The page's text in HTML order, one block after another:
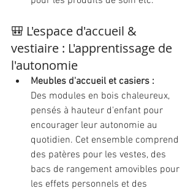
🎒 L'espace d'accueil &
vestiaire : L'apprentissage de
l'autonomie
Meubles d'accueil et casiers :
Des modules en bois chaleureux,
pensés à hauteur d'enfant pour
encourager leur autonomie au
quotidien. Cet ensemble comprend
des patères pour les vestes, des
bacs de rangement amovibles pour
les effets personnels et des